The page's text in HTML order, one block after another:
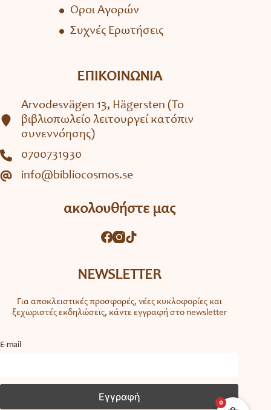
Όροι Αγορών
Συχνές Ερωτήσεις
ΕΠΙΚΟΙΝΩΝΙΑ
Arvodesvägen 13, Hägersten (To
βιβλιοπωλείο λειτουργεί κατόπιν
συνεννόησης)
0700731930
info@bibliocosmos.se
ακολουθήστε μας
NEWSLETTER
Για αποκλειστικές προσφορές, νέες κυκλοφορίες και
ξεχωριστές εκδηλώσεις, κάντε εγγραφή στο newsletter
Ε-mail
0